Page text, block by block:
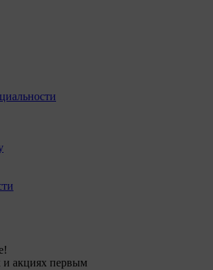
и акциях первым